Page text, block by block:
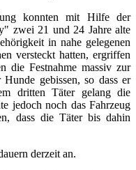
konnten mit Hilfe der
zwei 21 und 24 Jahre alte
in nahe gelegenen
versteckt hatten, ergriffen
die Festnahme massiv zur
gebissen, so dass er
dritten Täter gelang die
jedoch noch das Fahrzeug
dass die Täter bis dahin
derzeit an.